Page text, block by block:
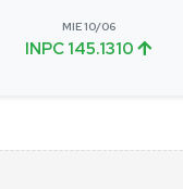
MIE 10/06
INPC 145.1310